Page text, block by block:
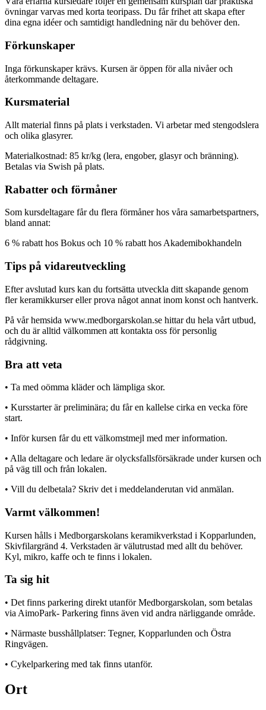
övningar varvas med korta teoripass. Du får frihet att skapa efter
dina egna idéer och samtidigt handledning när du behöver den.
Förkunskaper
Inga förkunskaper krävs. Kursen är öppen för alla nivåer och
återkommande deltagare.
Kursmaterial
Allt material finns på plats i verkstaden. Vi arbetar med stengodslera
och olika glasyrer.
Materialkostnad: 85 kr/kg (lera, engober, glasyr och bränning).
Betalas via Swish på plats.
Rabatter och förmåner
Som kursdeltagare får du flera förmåner hos våra samarbetspartners,
bland annat:
6 % rabatt hos Bokus och 10 % rabatt hos Akademibokhandeln
Tips på vidareutveckling
Efter avslutad kurs kan du fortsätta utveckla ditt skapande genom
fler keramikkurser eller prova något annat inom konst och hantverk.
På vår hemsida www.medborgarskolan.se hittar du hela vårt utbud,
och du är alltid välkommen att kontakta oss för personlig
rådgivning.
Bra att veta
• Ta med oömma kläder och lämpliga skor.
• Kursstarter är preliminära; du får en kallelse cirka en vecka före
start.
• Inför kursen får du ett välkomstmejl med mer information.
• Alla deltagare och ledare är olycksfallsförsäkrade under kursen och
på väg till och från lokalen.
• Vill du delbetala? Skriv det i meddelanderutan vid anmälan.
Varmt välkommen!
Kursen hålls i Medborgarskolans keramikverkstad i Kopparlunden,
Skivfilargränd 4. Verkstaden är välutrustad med allt du behöver.
Kyl, mikro, kaffe och te finns i lokalen.
Ta sig hit
• Det finns parkering direkt utanför Medborgarskolan, som betalas
via AimoPark- Parkering finns även vid andra närliggande område.
• Närmaste busshållplatser: Tegner, Kopparlunden och Östra
Ringvägen.
• Cykelparkering med tak finns utanför.
Ort